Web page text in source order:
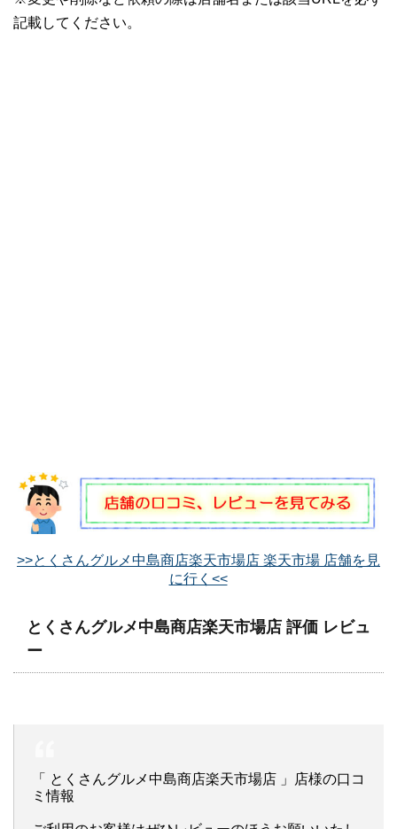
記載してください。
>>とくさんグルメ中島商店楽天市場店 楽天市場 店舗を見
に行く<<
とくさんグルメ中島商店楽天市場店 評価 レビュ
ー
「 とくさんグルメ中島商店楽天市場店 」店様の口コ
ミ情報